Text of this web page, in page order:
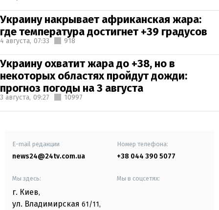
Украину накрывает африканская жара:
где температура достигнет +39 градусов
4 августа, 07:33 918
Украину охватит жара до +38, но в
некоторых областях пройдут дожди:
прогноз погоды на 3 августа
3 августа, 09:27 10997
E-mail редакции
news24@24tv.com.ua
Номер телефона:
+38 044 390 5077
Мы здесь:
г. Киев,
ул. Владимирская 61/11,
Мы в соцсетях: